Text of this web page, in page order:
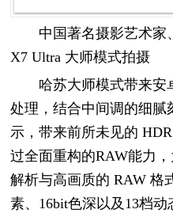
中国著名摄影艺术家
X7 Ultra 大师模式拍摄
哈苏大师模式带来安
处理，结合中间调的细腻
示，带来前所未见的
过全面重构的RAW能力
解析与高画质的 RAW 格
素、16bit色深以及13档